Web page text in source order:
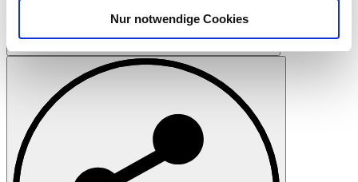
Verwendung unserer Website an unsere Partner für
soziale Medien, Werbung und Analysen weiter. Unsere
Partner führen diese Informationen möglicherweise mit
weiteren Daten zusammen, die Sie ihnen bereitgestellt
haben oder die sie im Rahmen Ihrer Nutzung der Dienste
gesammelt haben.
Datenschutzerklärung
Nur notwendige Cookies